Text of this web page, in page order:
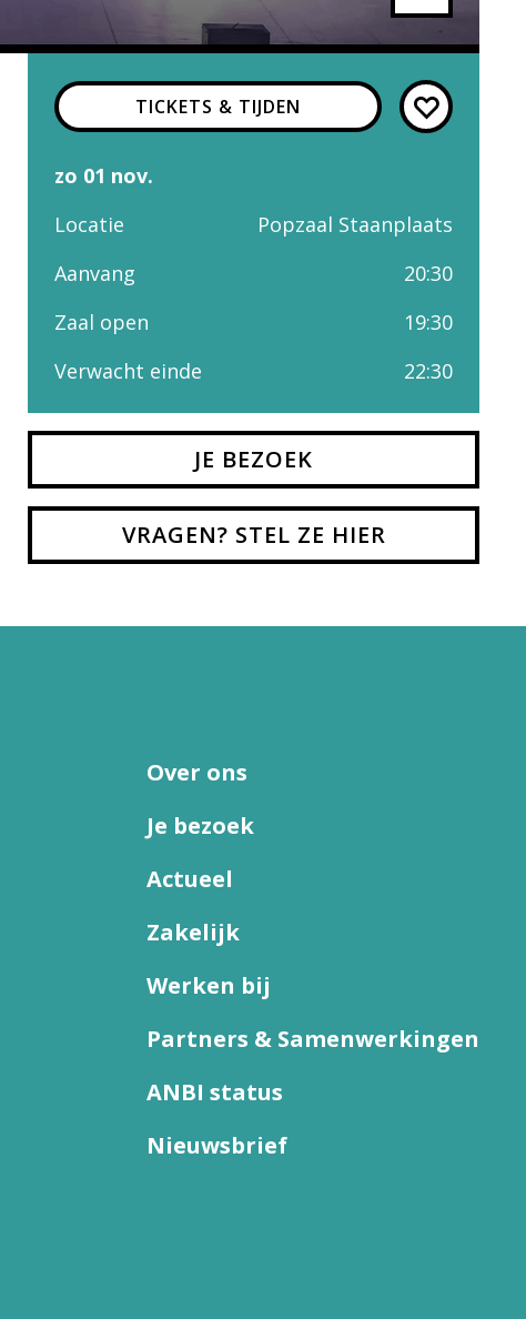
Delen via
Facebook Whatsapp
TICKETS & TIJDEN
zo 01 nov.
Locatie
Popzaal Staanplaats
Aanvang
20:30
Zaal open
19:30
Verwacht einde
22:30
JE BEZOEK
VRAGEN? STEL ZE HIER
Over ons
Je bezoek
Actueel
Zakelijk
Werken bij
Partners & Samenwerkingen
ANBI status
Nieuwsbrief